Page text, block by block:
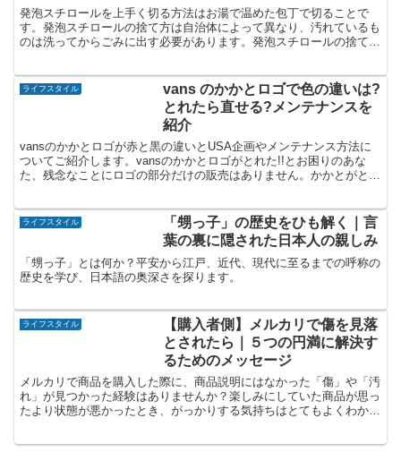
発泡スチロールを上手く切る方法はお湯で温めた包丁で切ることで
す。発泡スチロールの捨て方は自治体によって異なり、汚れているも
のは洗ってからごみに出す必要があります。発泡スチロールの捨て方
ライフスタイル
vans のかかとロゴで色の違いは?
とれたら直せる?メンテナンスを
紹介
vansのかかとロゴが赤と黒の違いとUSA企画やメンテナンス方法に
ついてご紹介します。vansのかかとロゴがとれた!!とお困りのあな
た、残念なことにロゴの部分だけの販売はありません。かかとがとれ
ライフスタイル
「甥っ子」の歴史をひも解く｜言
葉の裏に隠された日本人の親しみ
「甥っ子」とは何か？平安から江戸、近代、現代に至るまでの呼称の
歴史を学び、日本語の奥深さを探ります。
ライフスタイル
【購入者側】メルカリで傷を見落
とされたら｜５つの円満に解決す
るためのメッセージ
メルカリで商品を購入した際に、商品説明にはなかった「傷」や「汚
れ」が見つかった経験はありませんか？楽しみにしていた商品が思っ
たより状態が悪かったとき、がっかりする気持ちはとてもよくわかり